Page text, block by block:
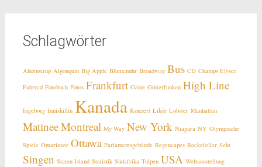
Schlagwörter
Ahornsirup Algonquin Big Apple Blumenuhr Broadway Bus CD Champs Elysee
Fahrrad Fotobuch Fotos Frankfurt Gäste Götterfunken High Line
Ingeborg Inniskillin Kanada Konzert Likör Lobster Manhattan
MatineeMontreal My Way New York Niagara NY Olympische
Spiele Ontariosee Ottawa Parlamentsgebäude Regencapes Rockefeller Sekt
Singen Staten Island Statistik Südafrika Tulpen USA Weltausstellung